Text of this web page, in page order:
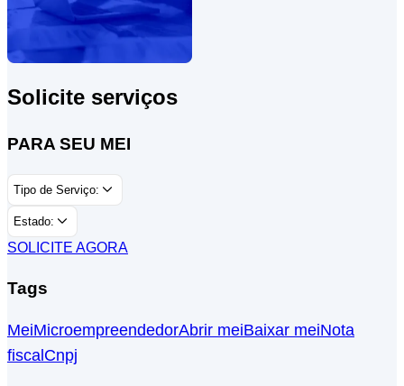
Solicite serviços
PARA SEU MEI
Tipo de Serviço:
Estado:
SOLICITE AGORA
Tags
MeiMicroempreendedorAbrir meiBaixar meiNota
fiscal Cnpj